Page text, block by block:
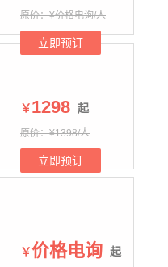
原价：¥价格电询/人
立即预订
￥1298 起
原价：¥1398/人
立即预订
￥价格电询 起